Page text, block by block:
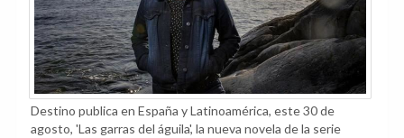
Destino publica en España y Latinoamérica, este 30 de
agosto, 'Las garras del águila', la nueva novela de la serie